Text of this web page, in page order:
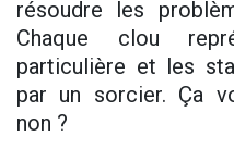
résoudre les
Chaque clou
particulière et les
par un sorcier. Ça
non ?